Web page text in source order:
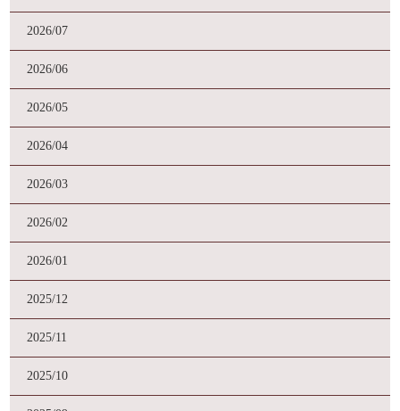
2026/07
2026/06
2026/05
2026/04
2026/03
2026/02
2026/01
2025/12
2025/11
2025/10